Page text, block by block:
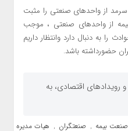
سرمد از واحدهای صنعتی را مثبت
از واحدهای صنعتی ، موجب
را به دنبال دارد وانتظار داریم
حضورداشته باشد.
رویدادهای اقتصادی، به
صنعت بیمه , صنعتگران , هیات مدیره